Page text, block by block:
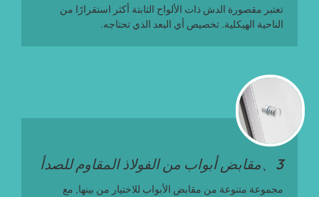
تعتبر مقصورة الدش ذات الألواح الثابتة أكثر استقرارًا من
الناحية الهيكلية. تخصيص أي البعد الذي تحتاجه.
3、مقابض أبواب من الفولاذ المقاوم للصدأ
مجموعة متنوعة من مقابض الأبواب للاختيار من بينها, مع